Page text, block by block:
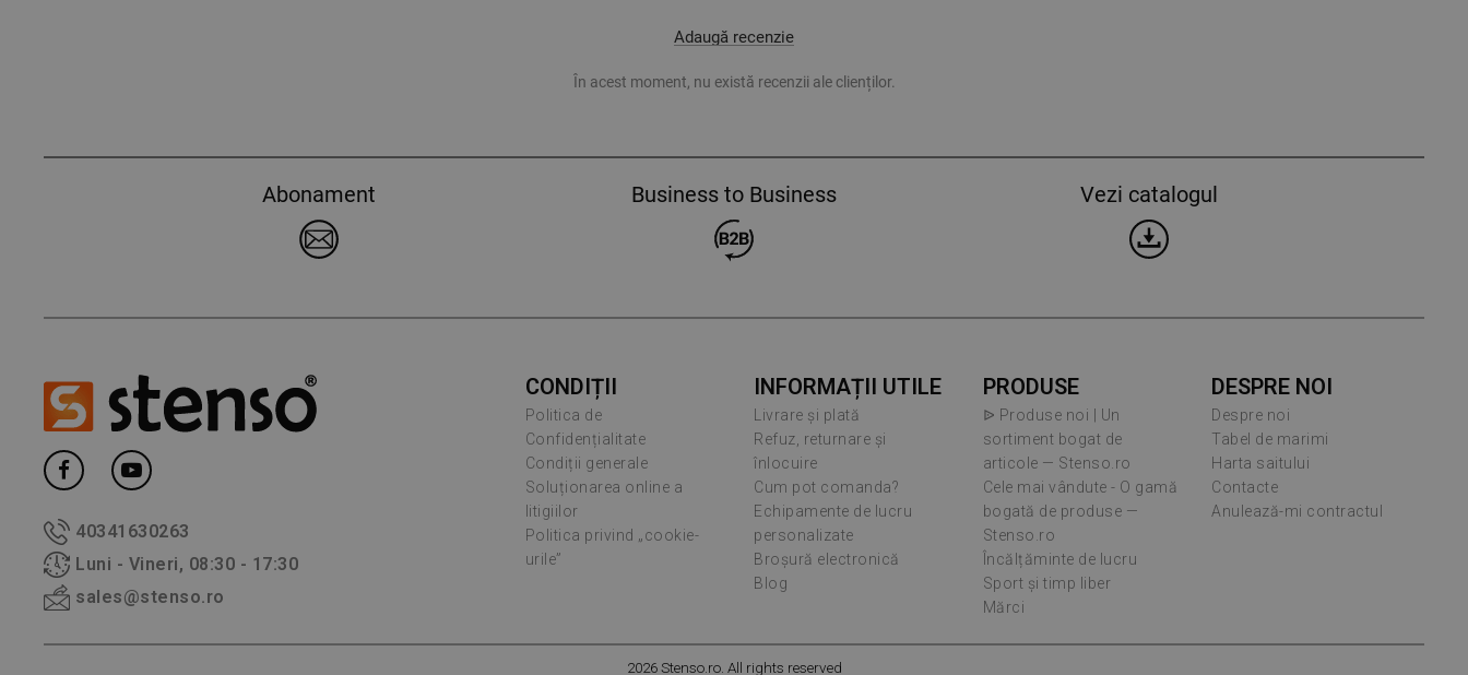
Adaugă recenzie
În acest moment, nu există recenzii ale clienților.
Abonament Business to Business Vezi catalogul
40341630263
Luni - Vineri, 08:30 - 17:30
sales@stenso.ro
CONDIȚII
Politica de
Confidențialitate
Condiții generale
Soluționarea online a
litigiilor
Politica privind „cookie-
urile”
INFORMAȚII UTILE
Livrare și plată
Refuz, returnare și
înlocuire
Cum pot comanda?
Echipamente de lucru
personalizate
Broșură electronică
Blog
PRODUSE
ᐉ Produse noi | Un
sortiment bogat de
articole — Stenso.ro
Cele mai vândute - O gamă
bogată de produse —
Stenso.ro
Încălțăminte de lucru
Sport și timp liber
Mărci
DESPRE NOI
Despre noi
Tabel de marimi
Harta saitului
Contacte
Anulează-mi contractul
2026 Stenso.ro. All rights reserved